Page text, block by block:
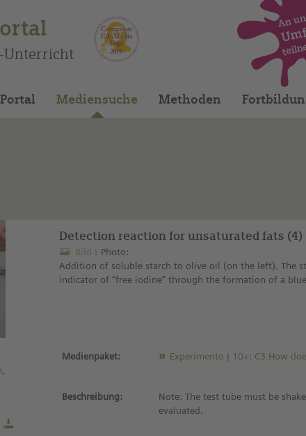
Unterricht
Mediensuche Methoden
An
Detection reaction for unsaturated fats (4)
Bild
Photo:
Addition of soluble starch to olive oil (on the left). The
indicator of “free iodine” through the formation of a
Medienpaket: Experimento | 10+: C3 How
Beschreibung:
Note: The test tube must be
evaluated.
Dieses Medium finden